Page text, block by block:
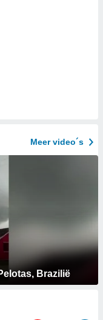
Meer video´s
Brazilië